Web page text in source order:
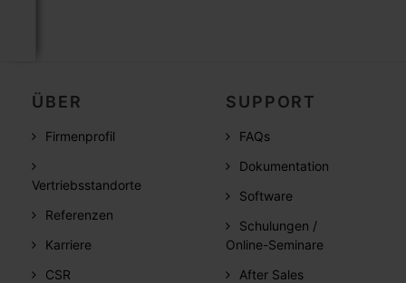
ÜBER
Firmenprofil
Vertriebsstandorte
Referenzen
Karriere
CSR
SUPPORT
FAQs
Dokumentation
Software
Schulungen /
Online-Seminare
After Sales